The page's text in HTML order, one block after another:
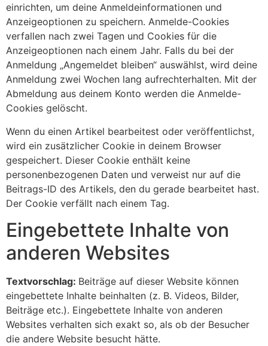
einrichten, um deine Anmeldeinformationen und
Anzeigeoptionen zu speichern. Anmelde-Cookies
verfallen nach zwei Tagen und Cookies für die
Anzeigeoptionen nach einem Jahr. Falls du bei der
Anmeldung „Angemeldet bleiben“ auswählst, wird deine
Anmeldung zwei Wochen lang aufrechterhalten. Mit der
Abmeldung aus deinem Konto werden die Anmelde-
Cookies gelöscht.
Wenn du einen Artikel bearbeitest oder veröffentlichst,
wird ein zusätzlicher Cookie in deinem Browser
gespeichert. Dieser Cookie enthält keine
personenbezogenen Daten und verweist nur auf die
Beitrags-ID des Artikels, den du gerade bearbeitet hast.
Der Cookie verfällt nach einem Tag.
Eingebettete Inhalte von
anderen Websites
Textvorschlag: Beiträge auf dieser Website können
eingebettete Inhalte beinhalten (z. B. Videos, Bilder,
Beiträge etc.). Eingebettete Inhalte von anderen
Websites verhalten sich exakt so, als ob der Besucher
die andere Website besucht hätte.